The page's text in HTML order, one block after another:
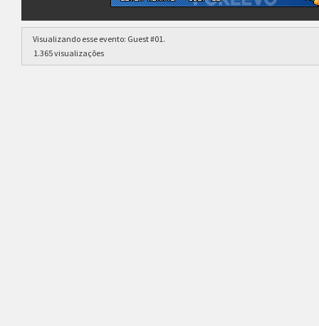
Estrutura das chaves
Etapa única Chaves mata-mata
Visualizando esse evento: Guest #01.
1.365 visualizações